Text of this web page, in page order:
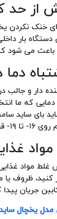
خنک نکردن
دستگاه بار
می شود
دار و جالب
که ما
دهید.
مواد
کنید، ظروف
جریان
مدل یخچال